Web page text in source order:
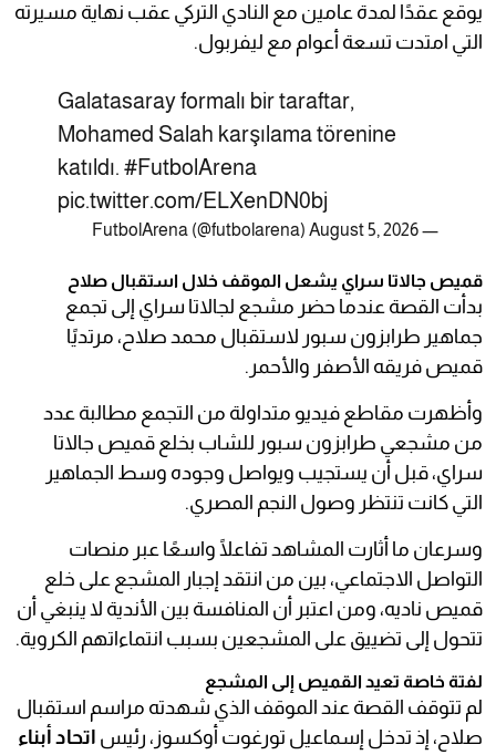
يوقع عقدًا لمدة عامين مع النادي التركي عقب نهاية مسيرته
التي امتدت تسعة أعوام مع ليفربول.
Galatasaray formalı bir taraftar,
Mohamed Salah karşılama törenine
katıldı. #FutbolArena
pic.twitter.com/ELXenDN0bj
— FutbolArena (@futbolarena)
August 5, 2026
قميص جالاتا سراي يشعل الموقف خلال استقبال صلاح
بدأت القصة عندما حضر مشجع لجالاتا سراي إلى تجمع
جماهير طرابزون سبور لاستقبال محمد صلاح، مرتديًا
قميص فريقه الأصفر والأحمر.
وأظهرت مقاطع فيديو متداولة من التجمع مطالبة عدد
من مشجعي طرابزون سبور للشاب بخلع قميص جالاتا
سراي، قبل أن يستجيب ويواصل وجوده وسط الجماهير
التي كانت تنتظر وصول النجم المصري.
وسرعان ما أثارت المشاهد تفاعلًا واسعًا عبر منصات
التواصل الاجتماعي، بين من انتقد إجبار المشجع على خلع
قميص ناديه، ومن اعتبر أن المنافسة بين الأندية لا ينبغي أن
تتحول إلى تضييق على المشجعين بسبب انتماءاتهم الكروية.
لفتة خاصة تعيد القميص إلى المشجع
لم تتوقف القصة عند الموقف الذي شهدته مراسم استقبال
صلاح، إذ تدخل إسماعيل تورغوت أوكسوز، رئيس اتحاد أبناء